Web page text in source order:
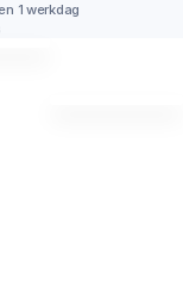
1 werkdag